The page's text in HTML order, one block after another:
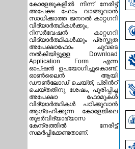
കോളേജുകളിൽ നിന്ന് നേരിട്ട്
അപേക്ഷ ഫോം വാങ്ങുവാൻ
സാധിക്കാത്ത ജനറൽ കാറ്റഗറി
വിദ്യാർത്ഥികൾക്കും,
റിസർവേഷൻ കാറ്റഗറി
വിദ്യാർത്ഥികൾക്കും പ്രസ്തുത
അപേക്ഷാഫോം ചുവടെ
നൽകിയിട്ടുള്ള Download
Application Form എന്ന
ഓപ്ഷൻ ഉപയോഗിച്ചുകൊണ്ട്,
ഓൺലൈൻ ആയി
ഡൗൺലോഡ് ചെയ്ത്, പ്രിൻറ്
ചെയ്തതിനു ശേഷം, പൂരിപ്പിച്ച
അപേക്ഷാ ഫോമുകൾ
വിദ്യാർത്ഥികൾ പഠിക്കുവാൻ
ആഗ്രഹിക്കുന്ന കോളേജിലെ
തുടർവിദ്യാഭ്യാസ
കേന്ദ്രത്തിൽ നേരിട്ട്
സമർപ്പിക്കേണ്ടതാണ്.